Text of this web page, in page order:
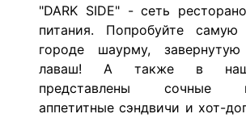
"DARK SIDE" - сеть
питания. Попробуйте
городе шаурму,
лаваш! А также в
представлены сочные
аппетитные сэндвичи и хот-